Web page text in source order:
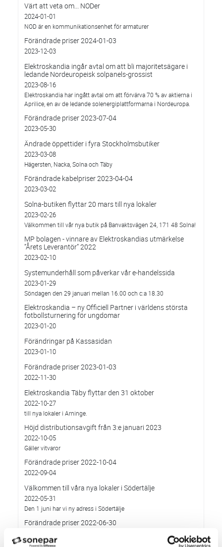
Värt att veta om... NODer
2024-01-01
NOD är en kommunikationsenhet för armaturer
Förändrade priser 2024-01-03
2023-12-03
Elektroskandia ingår avtal om att bli majoritetsägare i
ledande Nordeuropeisk solpanels-grossist
2023-08-16
Elektroskandia har ingått avtal om att förvärva 70 % av aktierna i
Aprilice, en av de ledande solenergiplattformarna i Nordeuropa.
Förändrade priser 2023-07-04
2023-05-30
Ändrade öppettider i fyra Stockholmsbutiker
2023-03-08
Hägersten, Nacka, Solna och Täby
Förändrade kabelpriser 2023-04-04
2023-03-02
Solna-butiken flyttar 20 mars till nya lokaler
2023-02-26
Välkommen till vår nya butik på Banvaktsvägen 24, 171 48 Solna!
MP bolagen - vinnare av Elektroskandias utmärkelse
”Årets Leverantör” 2022
2023-02-10
Systemunderhåll som påverkar vår e-handelssida
2023-01-29
Söndagen den 29 januari mellan 16.00 och c:a 18.30
Elektroskandia – ny Officiell Partner i världens största
fotbollsturnering för ungdomar
2023-01-20
Förändringar på Kassasidan
2023-01-10
Förändrade priser 2023-01-03
2022-11-30
Elektroskandia Täby flyttar den 31 oktober
2022-10-27
till nya lokaler i Arninge.
Höjd distributionsavgift från 3:e januari 2023
2022-10-05
Gäller vitvaror
Förändrade priser 2022-10-04
2022-09-04
Välkommen till våra nya lokaler i Södertälje
2022-05-31
Den 1 juni har vi ny adress i Södertälje
Förändrade priser 2022-06-30